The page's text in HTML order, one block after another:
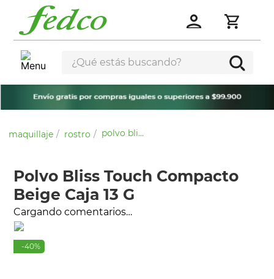
¿Qué estás buscando?
maquillaje rostro polvo bliss touch compacto beige caja 13 g
Polvo Bliss Touch Compacto
Beige Caja 13 G
Cargando comentarios…
-40%